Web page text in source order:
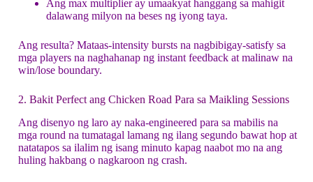
Ang max multiplier ay umaakyat hanggang sa mahigit
dalawang milyon na beses ng iyong taya.
Ang resulta? Mataas‑intensity bursts na nagbibigay‑satisfy sa
mga players na naghahanap ng instant feedback at malinaw na
win/lose boundary.
2. Bakit Perfect ang Chicken Road Para sa Maikling Sessions
Ang disenyo ng laro ay naka‑engineered para sa mabilis na
mga round na tumatagal lamang ng ilang segundo bawat hop at
natatapos sa ilalim ng isang minuto kapag naabot mo na ang
huling hakbang o nagkaroon ng crash.